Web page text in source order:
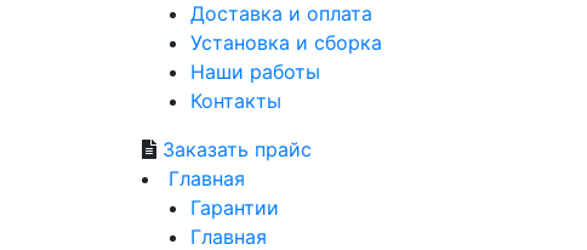
Доставка и оплата
Установка и сборка
Наши работы
Контакты
Заказать прайс
Главная
Гарантии
Главная